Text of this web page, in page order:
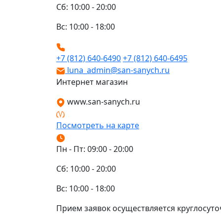
Сб: 10:00 - 20:00
Вс: 10:00 - 18:00
+7 (812) 640-6490+7 (812) 640-6495
luna_admin@san-sanych.ru
Интернет магазин
www.san-sanych.ru
Посмотреть на карте
Пн - Пт: 09:00 - 20:00
Сб: 10:00 - 20:00
Вс: 10:00 - 18:00
Прием заявок осуществляется